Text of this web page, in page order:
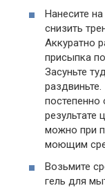
Нанесите
снизить
Аккуратно
присыпка
Засуньте
результате
можно при
моющим
Возьмите
гель для